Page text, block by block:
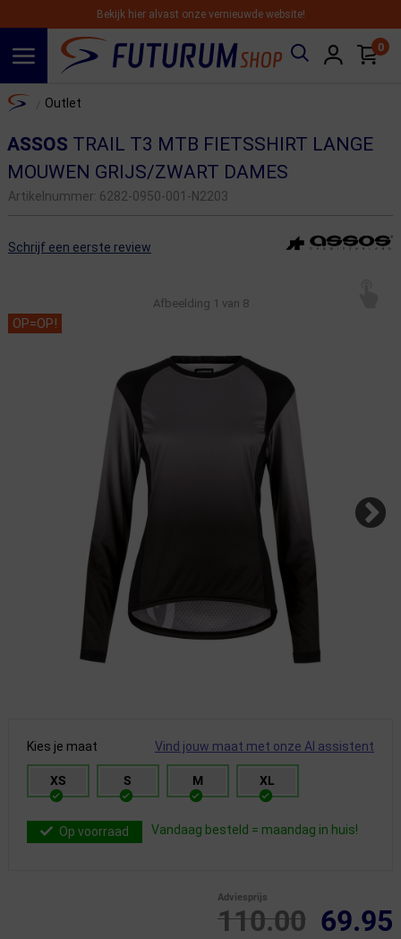
Bekijk hier alvast onze vernieuwde website!
0
Home Outlet
ASSOS TRAIL T3 MTB FIETSSHIRT LANGE
MOUWEN GRIJS/ZWART DAMES
Artikelnummer: 6282-0950-001-N2203
Schrijf een eerste review
Afbeelding 1 van 8
OP=OP!
Kies je maat Vind jouw maat met onze AI assistent
XS S M XL
Op voorraad Vandaag besteld = maandag in huis!
110.00
Adviesprijs
69.95